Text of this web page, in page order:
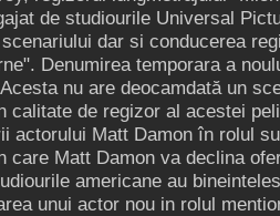
de studiourile Universal
dar si conducerea
Denumirea temporara a
nu are deocamdată un
calitate de regizor al acestei
actorului Matt Damon în rolul
care Matt Damon va declina
americane au
unui actor nou in rolul